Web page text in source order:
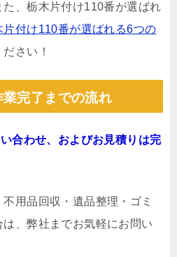
た、栃木片付け110番が選ばれ
片付け110番が選ばれる6つの
さい！
完了までの流れ
合わせ、およびお見積りは完
用品回収・遺品整理・ゴミ
、弊社までお気軽にお問い